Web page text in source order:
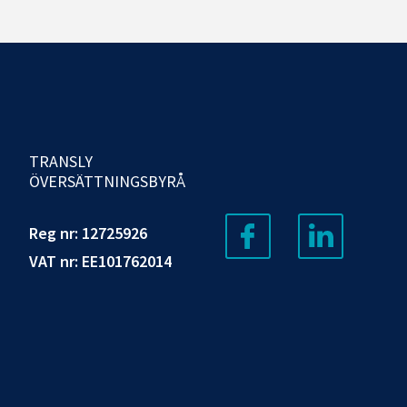
TRANSLY
ÖVERSÄTTNINGSBYRÅ
Reg nr: 12725926
VAT nr: EE101762014